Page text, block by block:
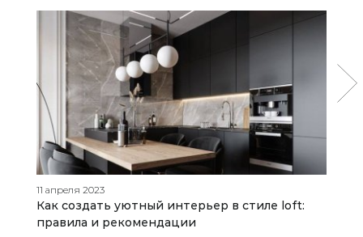
11 апреля 2023
Как создать уютный интерьер в стиле loft:
правила и рекомендации